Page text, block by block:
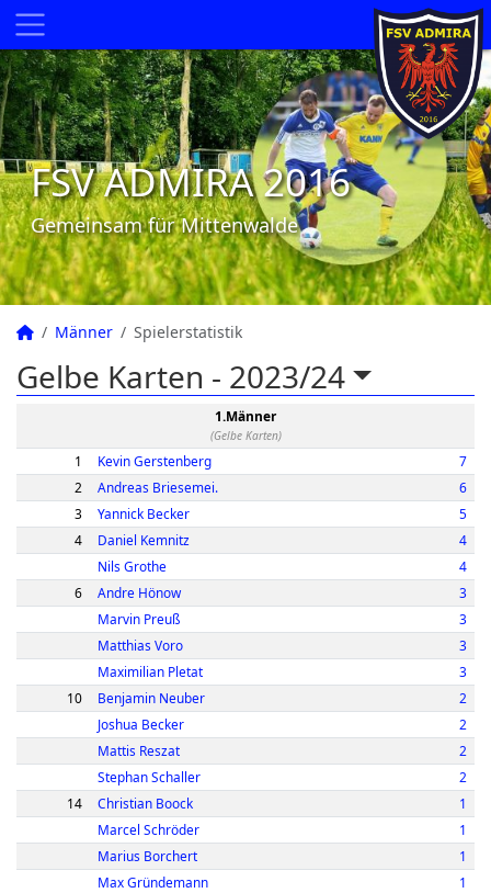
FSV ADMIRA 2016
Gemeinsam für Mittenwalde
Männer Spielerstatistik
Gelbe Karten - 2023/24
1.Männer
(Gelbe Karten)
1 Kevin Gerstenberg
7
2
Andreas Briesemei.
6
3
Yannick Becker
5
4
Daniel Kemnitz
4
Nils Grothe
4
6
Andre Hönow
3
Marvin Preuß
3
Matthias Voro
3
Maximilian Pletat
3
10
Benjamin Neuber
2
Joshua Becker
2
Mattis Reszat
2
Stephan Schaller
2
14
Christian Boock
1
Marcel Schröder
1
Marius Borchert
1
Max Gründemann
1